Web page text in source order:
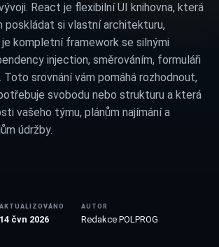
React je flexibilní UI knihovna, která
poskládat si vlastní architekturu,
kompletní framework se silnými
injection, směrováním, formuláři
Toto srovnání vám pomáhá rozhodnout,
svobodu nebo strukturu a která
vašeho týmu, plánům najímání a
údržby.
AKTUALIZOVÁNO
14 čvn 2026
AUTOR
Redakce POLPROG